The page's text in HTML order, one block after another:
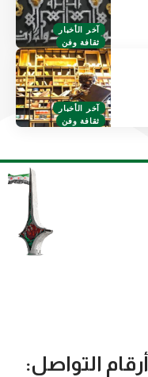
آخر الأخبار
ثقافة وفن
آخر الأخبار
ثقافة وفن
أرقام التواصل: